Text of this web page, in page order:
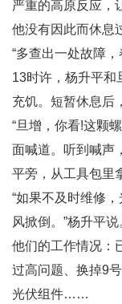
严重的高原反应，
他没有因此而休息
“多查出一处故障，
13时许，杨升平和
充饥。短暂休息后
“旦增，你看!这颗
面喊道。听到喊声
平旁，从工具包里
“如果不及时维修
风掀倒。”杨升平
他们的工作情况：
过高问题、换掉9
光伏组件……